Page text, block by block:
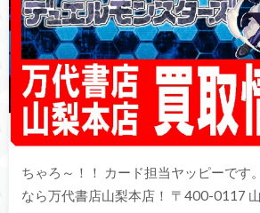
ちゃろ～！！ カード担当ヤッピーで
なら万代書店山梨本店！ 〒400-0117